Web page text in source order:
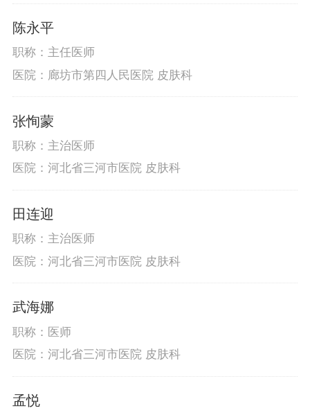
陈永平
职称：主任医师
医院：廊坊市第四人民医院 皮肤科
张恂蒙
职称：主治医师
医院：河北省三河市医院 皮肤科
田连迎
职称：主治医师
医院：河北省三河市医院 皮肤科
武海娜
职称：医师
医院：河北省三河市医院 皮肤科
孟悦